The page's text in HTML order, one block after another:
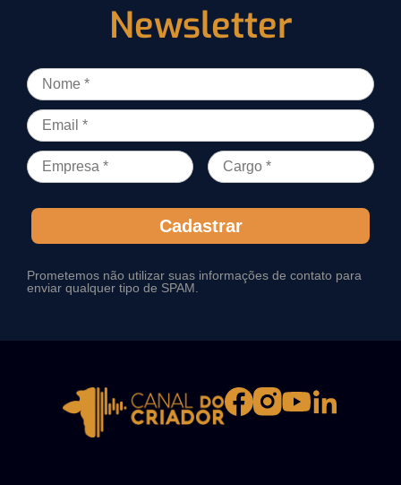
Newsletter
Cadastrar
Prometemos não utilizar suas informações de contato para
enviar qualquer tipo de SPAM.